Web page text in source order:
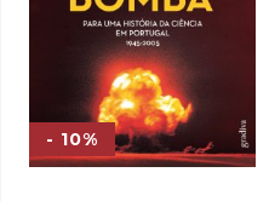
- 10%